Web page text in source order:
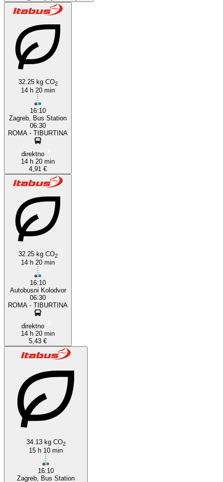
32.25 kg CO2
14 h 20 min
16:10
Zagreb, Bus Station
06:30
ROMA - TIBURTINA
direktno
14 h 20 min
4,91 €
32.25 kg CO2
14 h 20 min
16:10
Autobusni Kolodvor
06:30
ROMA - TIBURTINA
direktno
14 h 20 min
5,43 €
34.13 kg CO2
15 h 10 min
16:10
Zagreb, Bus Station